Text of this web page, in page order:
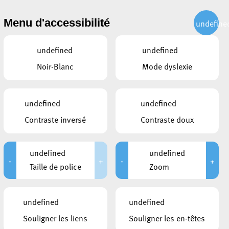
ACTUALITÉS PUBLICATIONS CONTACT
CE QUI POURRAIT VOUS
Menu d'accessibilité
undefined
Noir-Blanc
undefined
Mode dyslexie
undefined
Contraste inversé
undefined
Contraste doux
-
undefined
Taille de police
+ -
undefined
Zoom
+
undefined
Souligner les liens
undefined
Souligner les en-têtes